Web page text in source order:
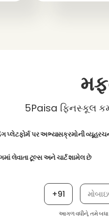
5Paisa ફિનસ્કૂલ
પ્લેટફોર્મ પર અભ્યાસક્રમોની
લેવાતા ટૂલ્સ અને ચાર્ટ શામેલ છે
+91
આગળ વધીને, તમે